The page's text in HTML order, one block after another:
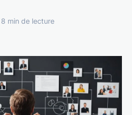
min de lecture